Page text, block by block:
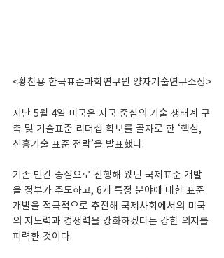
<황찬용 한국표준과학연구원 양자기술연구소장>
지난 5월 4일 미국은 자국 중심의 기술 생태계 구
축 및 기술표준 리더십 확보를 골자로 한 ‘핵심,
신흥기술 표준 전략’을 발표했다.
기존 민간 중심으로 진행해 왔던 국제표준 개발
을 정부가 주도하고, 6개 특정 분야에 대한 표준
개발을 적극적으로 추진해 국제사회에서의 미국
의 지도력과 경쟁력을 강화하겠다는 강한 의지를
피력한 것이다.